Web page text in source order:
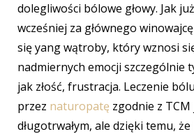
dolegliwości bólowe głowy. Jak
wcześniej za głównego
sięyangwątroby, który wznosi
nadmiernych emocji szczególnie
jak złość, frustracja. Leczenie
przez naturopatę zgodnie z
długotrwałym, ale dzięki temu,